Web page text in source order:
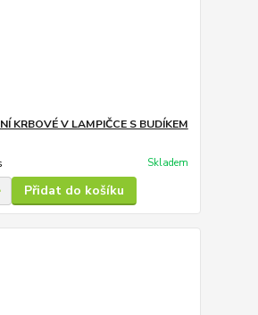
KRBOVÉ V LAMPIČCE S BUDÍKEM
Skladem
Přidat do košíku